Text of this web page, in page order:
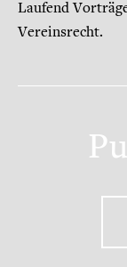
Laufend
Vereinsrecht.